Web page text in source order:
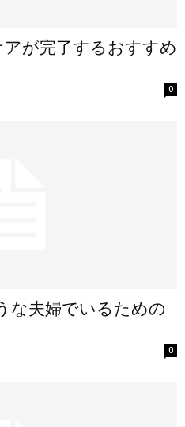
が完了するおすすめ
0
な夫婦でいるための
0